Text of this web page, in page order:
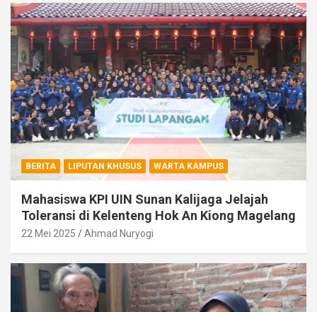
BERITA LIPUTAN KHUSUS WARTA KAMPUS
Mahasiswa KPI UIN Sunan Kalijaga Jelajah
Toleransi di Kelenteng Hok An Kiong Magelang
22 Mei 2025 Ahmad Nuryogi